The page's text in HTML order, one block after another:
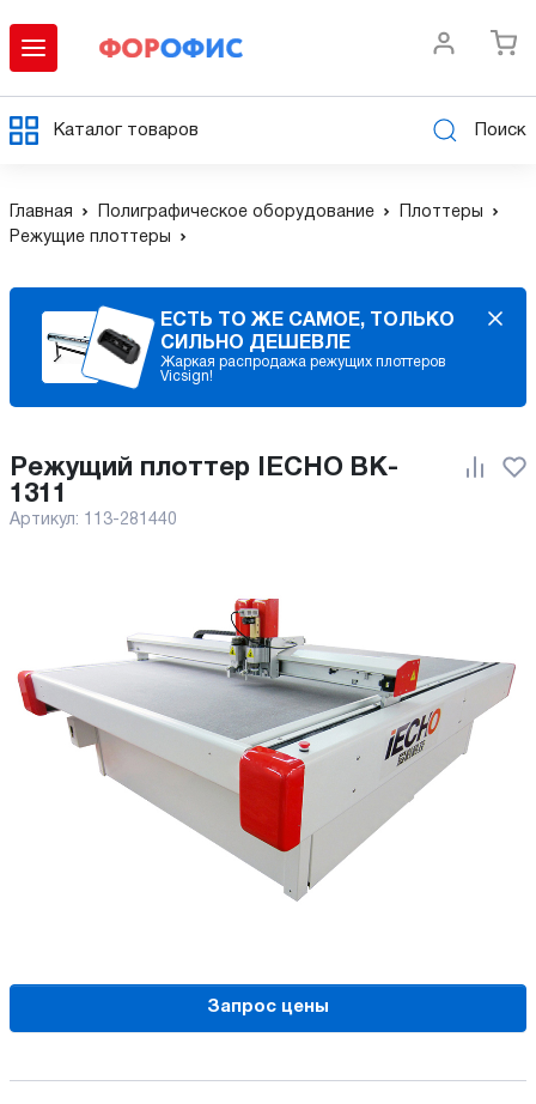
Каталог товаров Поиск
Главная Полиграфическое оборудование
Плоттеры
Режущие плоттеры
ЕСТЬ ТО ЖЕ САМОЕ, ТОЛЬКО
СИЛЬНО ДЕШЕВЛЕ
Жаркая распродажа режущих плоттеров
Vicsign!
Режущий плоттер IECHO BK-
1311
Артикул: 113-281440
Запрос цены